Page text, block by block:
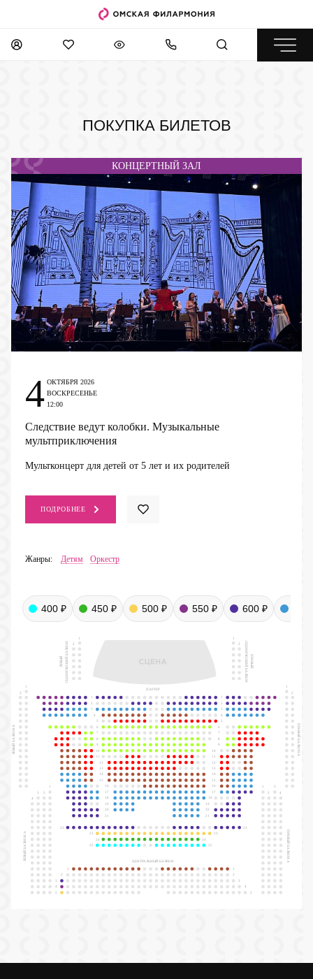
ПОКУПКА БИЛЕТОВ
КОНЦЕРТНЫЙ ЗАЛ
Следствие ведут колобки. Музыкальные
мультприключения
Мультконцерт для детей от 5 лет и их родителей
Жанры: Детям Оркестр
4 ОКТЯБРЯ 2026
ВОСКРЕСЕНЬЕ
12:00
ПОДРОБНЕЕ
400 ₽ 450 ₽ 500 ₽ 550 ₽ 600 ₽
ЛЕВЫЙ СЦЕНИЧЕСКИЙ БАЛКОН ПРАВЫЙ
СЦЕНИЧЕСКИЙ БАЛКОН
ЛЕВЫЙ БАЛКОН Б ПРАВЫЙ БАЛКОН Б
ЛЕВЫЙ БАЛКОН А ПРАВЫЙ БАЛКОН А
ПАРТЕР
ЦЕНТРАЛЬНЫЙ БАЛКОН
2
4
5
6
8
9
10
12
13
14
15
16
17
19
20
21
2
4
5
6
8
9
10
12
13
14
15
16
17
19
20
21
23
24
25
23
24
25
1
2
4
5
1
2
4
5
2
1
1
2
4
4